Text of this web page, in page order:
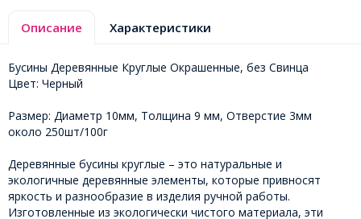
Описание Характеристики
Бусины Деревянные Круглые Окрашенные, без Свинца
Цвет: Черный
Размер: Диаметр 10мм, Толщина 9 мм, Отверстие 3мм
около 250шт/100г
Деревянные бусины круглые – это натуральные и
экологичные деревянные элементы, которые привносят
яркость и разнообразие в изделия ручной работы.
Изготовленные из экологически чистого материала, эти